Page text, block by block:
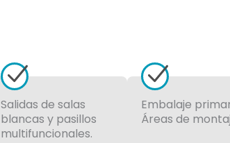
Salidas de salas
blancas y pasillos
multifuncionales.
Embalaje
Áreas de